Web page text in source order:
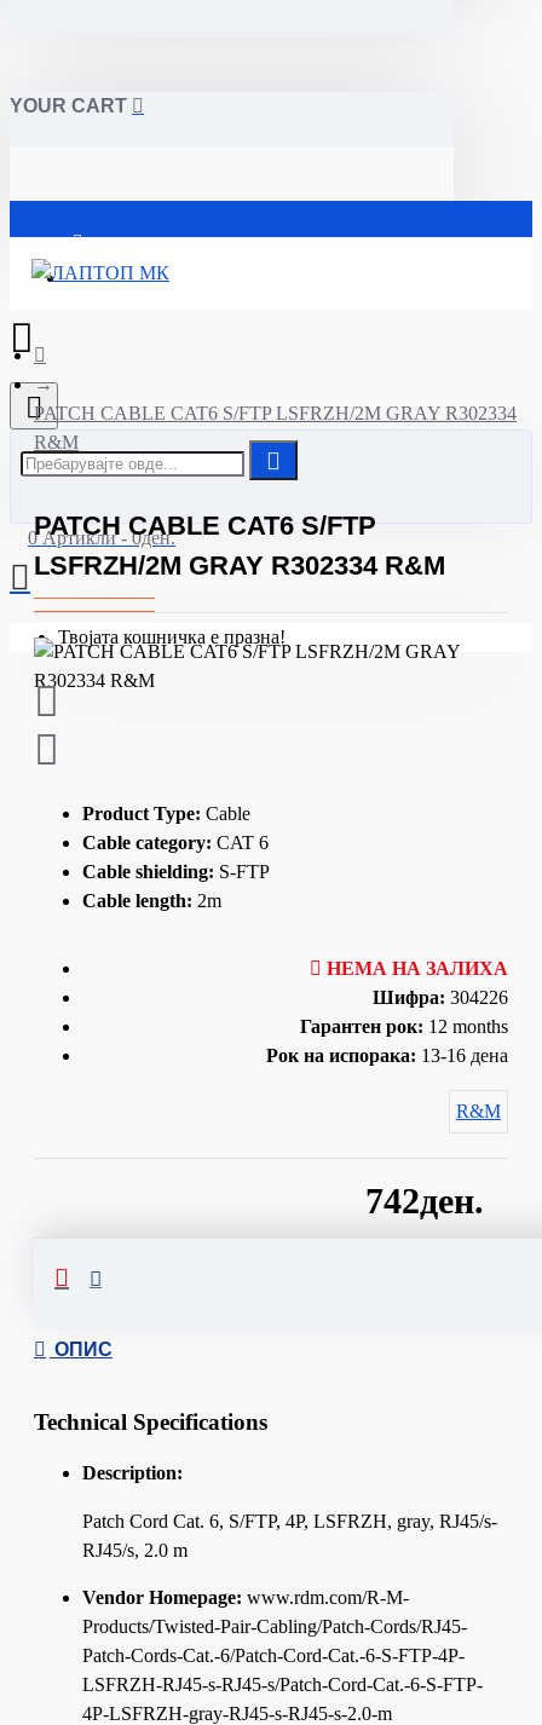
YOUR CART
Почетна
0 Артикли - 0ден.
Твојата кошничка е празна!
PATCH CABLE CAT6 S/FTP LSFRZH/2M GRAY R302334
R&M
PATCH CABLE CAT6 S/FTP
LSFRZH/2M GRAY R302334 R&M
Product Type: Cable
Cable category: CAT 6
Cable shielding: S-FTP
Cable length: 2m
742ден.
НЕМА НА ЗАЛИХА
Шифра: 304226
Гарантен рок: 12 months
Рок на испорака: 13-16 дена
R&M
ОПИС
Technical Specifications
Description:
Patch Cord Cat. 6, S/FTP, 4P, LSFRZH, gray, RJ45/s-
RJ45/s, 2.0 m
Vendor Homepage: www.rdm.com/R-M-
Products/Twisted-Pair-Cabling/Patch-Cords/RJ45-
Patch-Cords-Cat.-6/Patch-Cord-Cat.-6-S-FTP-4P-
LSFRZH-RJ45-s-RJ45-s/Patch-Cord-Cat.-6-S-FTP-
4P-LSFRZH-gray-RJ45-s-RJ45-s-2.0-m